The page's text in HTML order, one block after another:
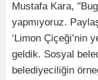
Mustafa Kara,
yapmıyoruz.
‘Limon Çiçeği’nin
geldik. Sosyal
belediyeciliğin